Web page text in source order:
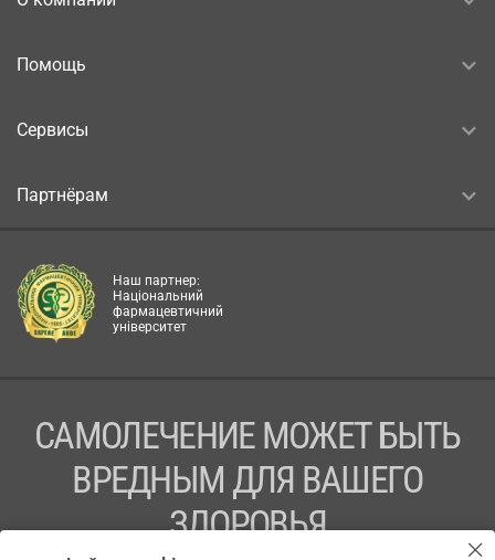
Помощь
Сервисы
Партнёрам
Наш партнер:
Національний
фармацевтичний
університет
САМОЛЕЧЕНИЕ МОЖЕТ БЫТЬ
ВРЕДНЫМ ДЛЯ ВАШЕГО
ЗДОРОВЬЯ